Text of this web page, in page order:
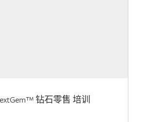
钻石零售 培训